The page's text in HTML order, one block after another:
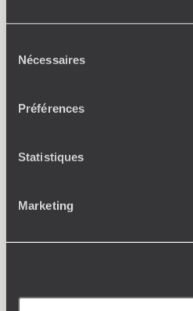
Nécessaires
Préférences
Statistiques
Marketing
inspirent et créent un